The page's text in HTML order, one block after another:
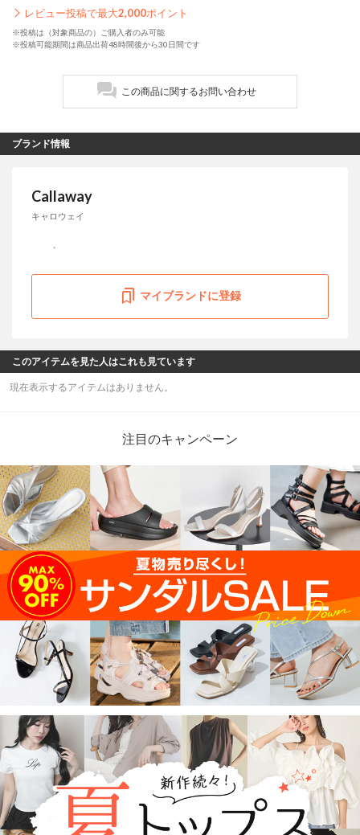
レビュー投稿で最大2,000ポイント
※投稿は（対象商品の）ご購入者のみ可能
※投稿可能期間は商品出荷48時間後から30日間です
この商品に関するお問い合わせ
ブランド情報
Callaway
キャロウェイ
マイブランドに登録
このアイテムを見た人はこれも見ています
現在表示するアイテムはありません。
注目のキャンペーン